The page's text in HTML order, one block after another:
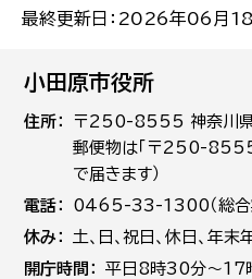
最終更新日：2026年06月18
小田原市役所
住所
〒250-8555 神奈川
郵便物は「〒250-8555
で届きます）
電話
0465-33-1300（総合
休み
土､日､祝日、休日、年
開庁時間
平日8時30分～17